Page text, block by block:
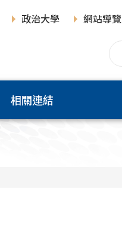
政治大學 網站導覽
相關連結